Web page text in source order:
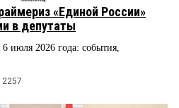
«Единой России»
в депутаты
июля 2026 года: события,
2257